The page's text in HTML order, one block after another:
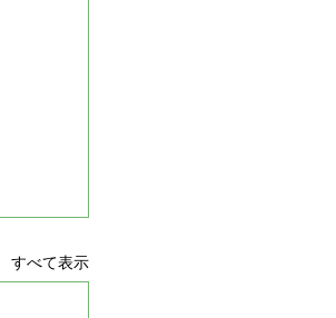
すべて表示